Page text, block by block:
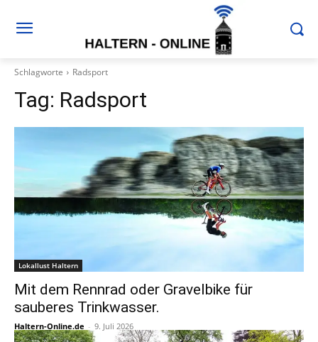
Schlagworte Radsport
Tag: Radsport
Lokallust Haltern
Mit dem Rennrad oder Gravelbike für
sauberes Trinkwasser.
Haltern-Online.de - 9. Juli 2026